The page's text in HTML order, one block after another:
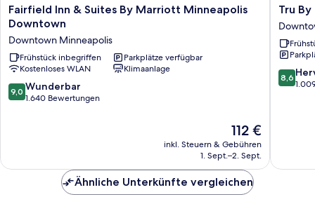
Fairfield
Inn
Suites
By
Marriott
Minneapolis
Downtown
Fairfield Inn & Suites By Marriott Minneapolis
Downtown
Downtown Minneapolis
Frühstück inbegriffen
Parkplätze verfügbar
Kostenloses WLAN
Klimaanlage
9.0
von
9,0 Wunderbar
1.640 Bewertungen
Der
Preis
beträgt
112 €
inkl. Steuern & Gebühren
1. Sept.–2. Sept.
Tru
By
Hilton
Tru
8.6
von
8,6
Ähnliche Unterkünfte vergleichen